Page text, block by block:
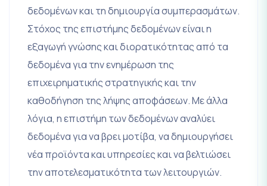
δεδομένων και τη δημιουργία συμπερασμάτων.
Στόχος της επιστήμης δεδομένων είναι η
εξαγωγή γνώσης και διορατικότητας από τα
δεδομένα για την ενημέρωση της
επιχειρηματικής στρατηγικής και την
καθοδήγηση της λήψης αποφάσεων. Με άλλα
λόγια, η επιστήμη των δεδομένων αναλύει
δεδομένα για να βρει μοτίβα, να δημιουργήσει
νέα προϊόντα και υπηρεσίες και να βελτιώσει
την αποτελεσματικότητα των λειτουργιών.